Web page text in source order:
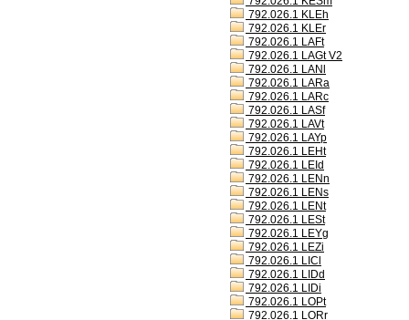
792.026.1 KLEh
792.026.1 KLEr
792.026.1 LAFt
792.026.1 LAGt V2
792.026.1 LANl
792.026.1 LARa
792.026.1 LARc
792.026.1 LASf
792.026.1 LAVt
792.026.1 LAYp
792.026.1 LEHt
792.026.1 LEId
792.026.1 LENn
792.026.1 LENs
792.026.1 LENt
792.026.1 LESt
792.026.1 LEYg
792.026.1 LEZi
792.026.1 LICl
792.026.1 LIDd
792.026.1 LIDi
792.026.1 LOPt
792.026.1 LORr